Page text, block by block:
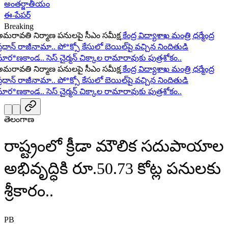
అంతర్జాతీయం
ఈ-పేపర్
Breaking
నిర్మాణ పనులపై సీఎం సమీక్ష కేంద్ర విద్యాశాఖ మంత్రి ధర్మేంద్ర
రాజీనామా.. పో*క్సో కేసులో బెయిల్‌పై వచ్చిన నిందితుడి
సెస్ చైర్మన్ చిక్కాల రామారావుకు పుత్రశోకం..
నిర్మాణ పనులపై సీఎం సమీక్ష కేంద్ర విద్యాశాఖ మంత్రి ధర్మేంద్ర
రాజీనామా.. పో*క్సో కేసులో బెయిల్‌పై వచ్చిన నిందితుడి
సెస్ చైర్మన్ చిక్కాల రామారావుకు పుత్రశోకం..
తెలంగాణ
రాష్ట్రంలో క్రీడా మౌలిక సదుపాయాల
అభివృద్ధికి రూ.50.73 కోట్ల పనులకు
శ్రీకారం..
PB